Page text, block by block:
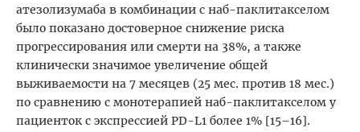
атезолизумаба в комбинации с наб-паклитакселом
было показано достоверное снижение риска
прогрессирования или смерти на 38%, а также
клинически значимое увеличение общей
выживаемости на 7 месяцев (25 мес. против 18 мес.)
по сравнению с монотерапией наб-паклитакселом у
пациенток с экспрессией PD-L1 более 1% [15–16].